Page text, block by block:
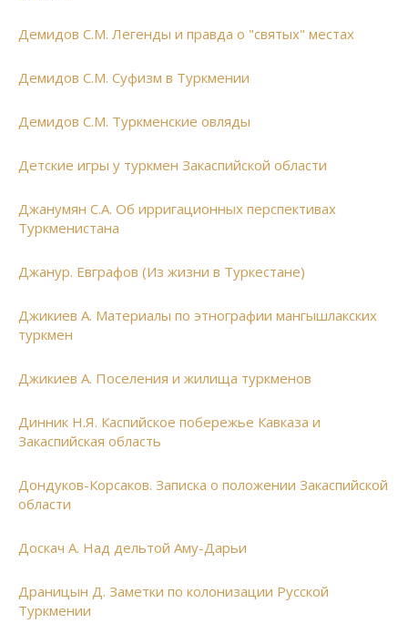
Демидов С.М. Легенды и правда о "святых" местах
Демидов С.М. Суфизм в Туркмении
Демидов С.М. Туркменские овляды
Детские игры у туркмен Закаспийской области
Джанумян С.А. Об ирригационных перспективах
Туркменистана
Джанур. Евграфов (Из жизни в Туркестане)
Джикиев А. Материалы по этнографии мангышлакских
туркмен
Джикиев А. Поселения и жилища туркменов
Динник Н.Я. Каспийское побережье Кавказа и
Закаспийская область
Дондуков-Корсаков. Записка о положении Закаспийской
области
Доскач А. Над дельтой Аму-Дарьи
Драницын Д. Заметки по колонизации Русской
Туркмении